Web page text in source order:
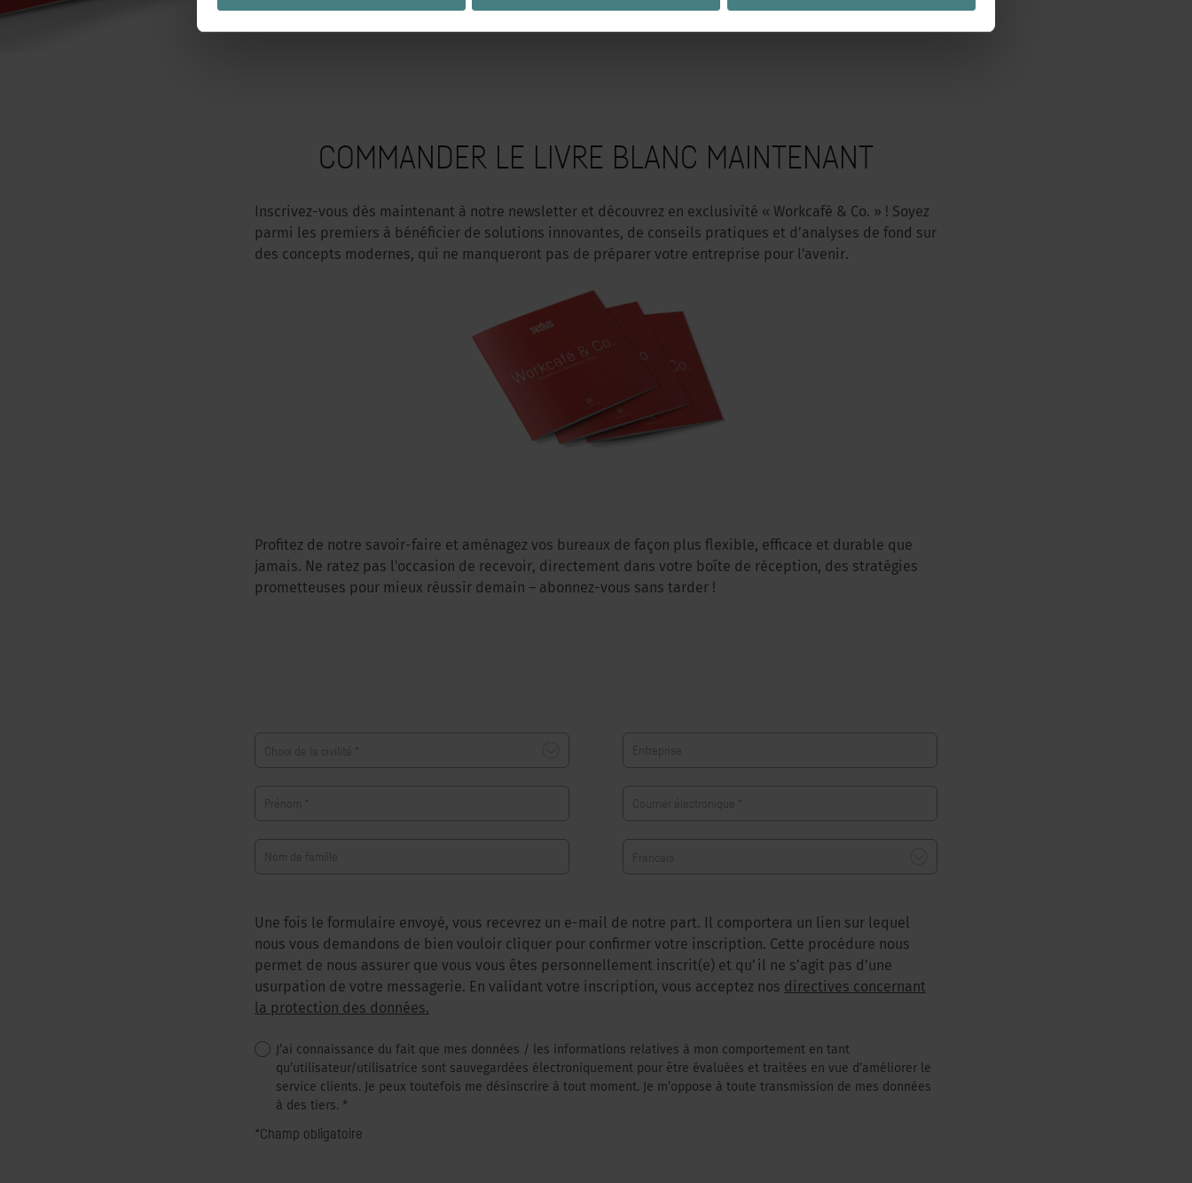
COMMANDER LE LIVRE BLANC MAINTENANT
Inscrivez-vous dès maintenant à notre newsletter et découvrez en exclusivité « Workcafé & Co. » ! Soyez
parmi les premiers à bénéficier de solutions innovantes, de conseils pratiques et d’analyses de fond sur
des concepts modernes, qui ne manqueront pas de préparer votre entreprise pour l'avenir.
Profitez de notre savoir-faire et aménagez vos bureaux de façon plus flexible, efficace et durable que
jamais. Ne ratez pas l'occasion de recevoir, directement dans votre boîte de réception, des stratégies
prometteuses pour mieux réussir demain – abonnez-vous sans tarder !
Une fois le formulaire envoyé, vous recevrez un e-mail de notre part. Il comportera un lien sur lequel
nous vous demandons de bien vouloir cliquer pour confirmer votre inscription. Cette procédure nous
permet de nous assurer que vous vous êtes personnellement inscrit(e) et qu’il ne s’agit pas d’une
usurpation de votre messagerie. En validant votre inscription, vous acceptez nos directives concernant
la protection des données.
J’ai connaissance du fait que mes données / les informations relatives à mon comportement en tant
qu’utilisateur/utilisatrice sont sauvegardées électroniquement pour être évaluées et traitées en vue d’améliorer le
service clients. Je peux toutefois me désinscrire à tout moment. Je m’oppose à toute transmission de mes données
à des tiers. *
*Champ obligatoire